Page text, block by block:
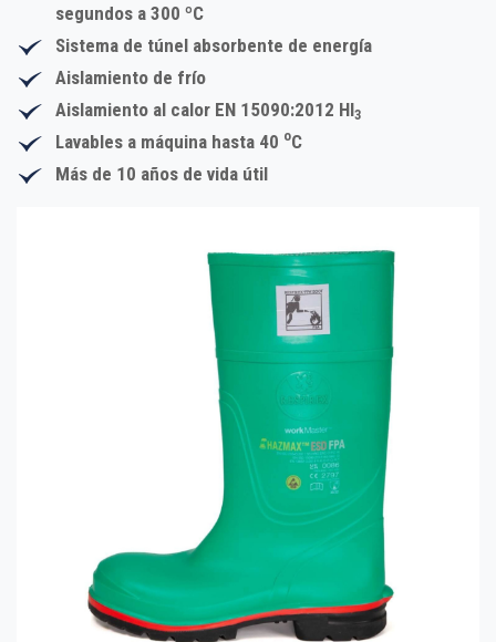
segundos a 300 ºC
Sistema de túnel absorbente de energía
Aislamiento de frío
Aislamiento al calor EN 15090:2012 HI3
Lavables a máquina hasta 40 oC
Más de 10 años de vida útil